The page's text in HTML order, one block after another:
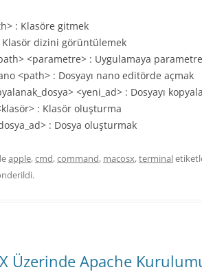
: Klasöre gitmek
Klasör dizini görüntülemek
<parametre> : Uygulamaya
<path> : Dosyayı nano editörde açmak
<yeni_ad> : Dosyayı
: Klasör oluşturma
: Dosya oluşturmak
apple,cmd,command, macosx,terminal
Üzerinde Apache